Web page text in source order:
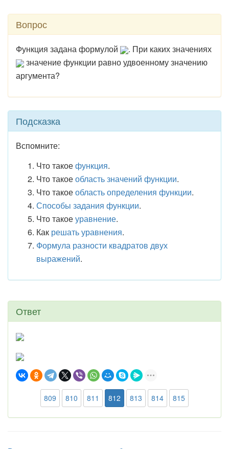
Вопрос
Функция задана формулой
. При каких значениях
значение функции равно удвоенному значению
аргумента?
Подсказка
Вспомните:
Что такоефункция.
Что такоеобласть значений функции.
Что такоеобласть определения функции.
Способы задания функции.
Что такоеуравнение.
Как решать уравнения.
Формула разности квадратов двух
выражений.
Ответ
809 810 811 812 813 814 815